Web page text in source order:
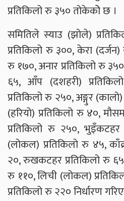
प्रतिकिलो रु ३५० तोकेकोे छ ।
समितिले स्याउ (झोले)
प्रतिकिलो रु ३००, केरा
रु १७०, अनार प्रतिकिलो रु
६५, आँप (दशहरी)
प्रतिकिलो रु २५०, अङ्गुर
(हरियो) प्रतिकिलो रु ४०,
प्रतिकिलो रु २५०, भुइँकटहर
(लोकल) प्रतिकिलो रु ४५,
२०, रुखकटहर प्रतिकिलो रु
रु ११०, लिची (लोकल)
प्रतिकिलो रु २२० निर्धारण